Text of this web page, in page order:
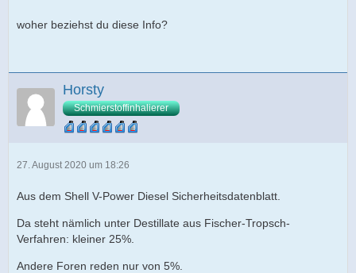
woher beziehst du diese Info?
Horsty
Schmierstoffinhalierer
27. August 2020 um 18:26
Aus dem Shell V-Power Diesel Sicherheitsdatenblatt.
Da steht nämlich unter Destillate aus Fischer-Tropsch-
Verfahren: kleiner 25%.
Andere Foren reden nur von 5%.